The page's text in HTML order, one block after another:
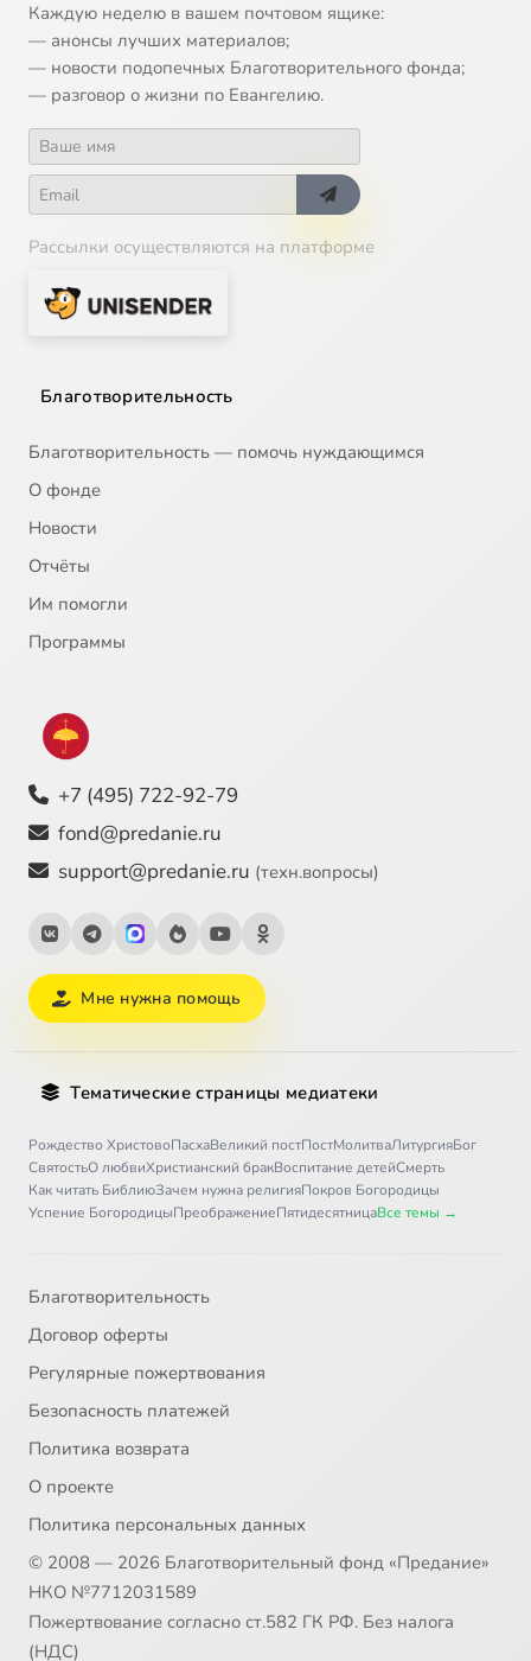
Каждую неделю в вашем почтовом ящике:
— анонсы лучших материалов;
— новости подопечных Благотворительного фонда;
— разговор о жизни по Евангелию.
Рассылки осуществляются на платформе
Благотворительность
Благотворительность — помочь нуждающимся
О фонде
Новости
Отчёты
Им помогли
Программы
+7 (495) 722-92-79
fond@predanie.ru
support@predanie.ru (техн.вопросы)
Мне нужна помощь
Тематические страницы медиатеки
Рождество ХристовоПасхаВеликий постПостМолитваЛитургияБог
СвятостьО любвиХристианский бракВоспитание детейСмерть
Как читать БиблиюЗачем нужна религияПокров Богородицы
Успение БогородицыПреображениеПятидесятницаВсе темы →
Благотворительность
Договор оферты
Регулярные пожертвования
Безопасность платежей
Политика возврата
О проекте
Политика персональных данных
© 2008 — 2026 Благотворительный фонд «Предание»
НКО №7712031589
Пожертвование согласно ст.582 ГК РФ. Без налога
(НДС)